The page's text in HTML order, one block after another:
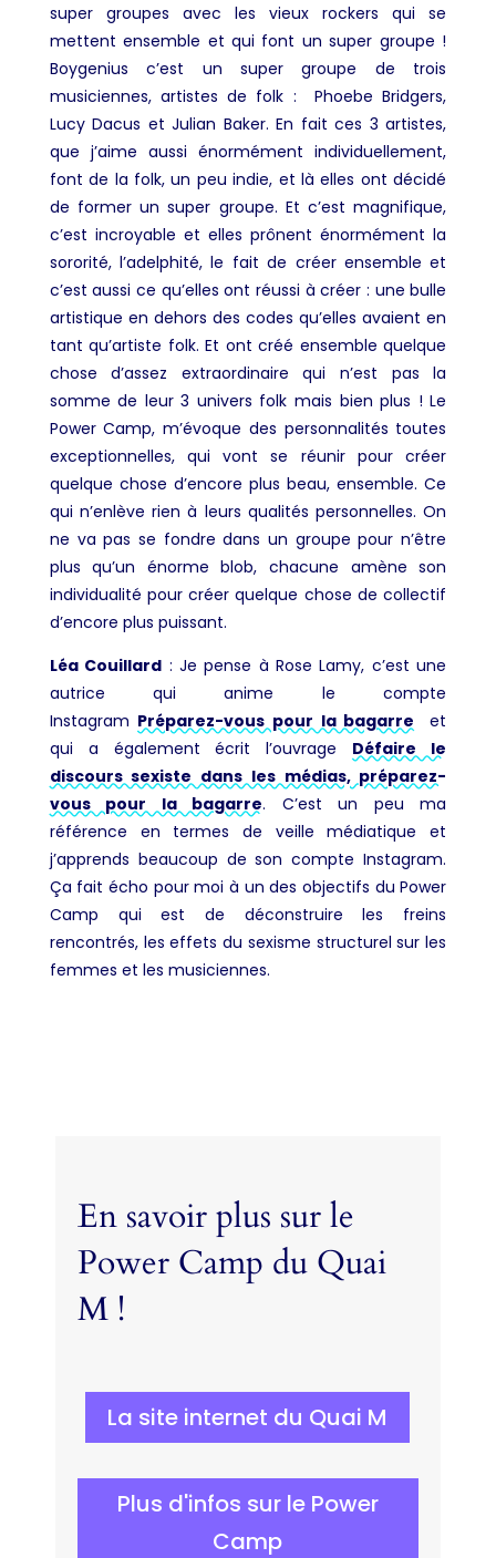
super groupes avec les vieux rockers qui se
mettent ensemble et qui font un super groupe !
Boygenius c’est un super groupe de trois
musiciennes, artistes de folk : Phoebe Bridgers,
Lucy Dacus et Julian Baker. En fait ces 3 artistes,
que j’aime aussi énormément individuellement,
font de la folk, un peu indie, et là elles ont décidé
de former un super groupe. Et c’est magnifique,
c’est incroyable et elles prônent énormément la
sororité, l’adelphité, le fait de créer ensemble et
c’est aussi ce qu’elles ont réussi à créer : une bulle
artistique en dehors des codes qu’elles avaient en
tant qu’artiste folk. Et ont créé ensemble quelque
chose d’assez extraordinaire qui n’est pas la
somme de leur 3 univers folk mais bien plus ! Le
Power Camp, m’évoque des personnalités toutes
exceptionnelles, qui vont se réunir pour créer
quelque chose d’encore plus beau, ensemble. Ce
qui n’enlève rien à leurs qualités personnelles. On
ne va pas se fondre dans un groupe pour n’être
plus qu’un énorme blob, chacune amène son
individualité pour créer quelque chose de collectif
d’encore plus puissant.
Léa Couillard : Je pense à Rose Lamy, c’est une
autrice qui anime le compte
Instagram Préparez-vous pour la bagarre
et
qui a également écrit l’ouvrage Défaire le
discours sexiste dans les médias, préparez-
vous pour la bagarre. C’est un peu ma
référence en termes de veille médiatique et
j’apprends beaucoup de son compte Instagram.
Ça fait écho pour moi à un des objectifs du Power
Camp qui est de déconstruire les freins
rencontrés, les effets du sexisme structurel sur les
femmes et les musiciennes.
En savoir plus sur le
Power Camp du Quai
M !
La site internet du Quai M
Plus d'infos sur le Power
Camp